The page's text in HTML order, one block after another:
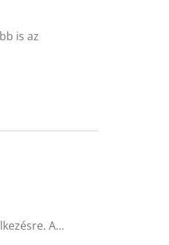
is az
A…